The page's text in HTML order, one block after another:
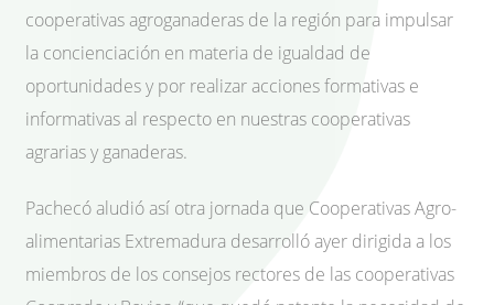
cooperativas agroganaderas de la región para impulsar
la concienciación en materia de igualdad de
oportunidades y por realizar acciones formativas e
informativas al respecto en nuestras cooperativas
agrarias y ganaderas.
Pachecó aludió así otra jornada que Cooperativas Agro-
alimentarias Extremadura desarrolló ayer dirigida a los
miembros de los consejos rectores de las cooperativas